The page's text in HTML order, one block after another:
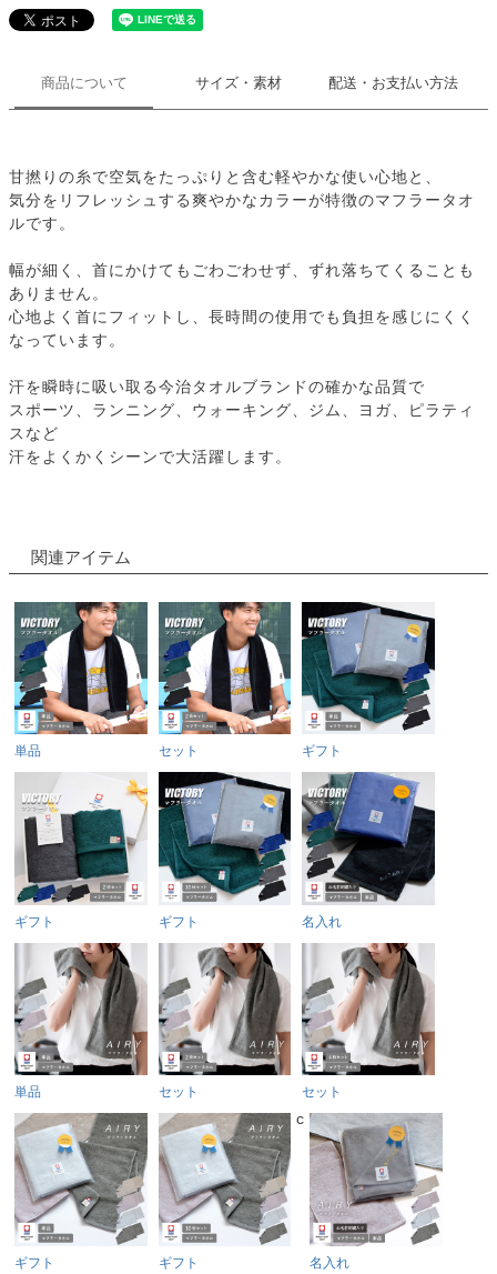
商品について サイズ・素材 配送・お支払い方法
甘撚りの糸で空気をたっぷりと含む軽やかな使い心地と、
気分をリフレッシュする爽やかなカラーが特徴のマフラータオ
ルです。
幅が細く、首にかけてもごわごわせず、ずれ落ちてくることも
ありません。
心地よく首にフィットし、長時間の使用でも負担を感じにくく
なっています。
汗を瞬時に吸い取る今治タオルブランドの確かな品質で
スポーツ、ランニング、ウォーキング、ジム、ヨガ、ピラティ
スなど
汗をよくかくシーンで大活躍します。
関連アイテム
単品 セット ギフト
ギフト ギフト 名入れ
単品 セット セット
ギフト ギフト
c
名入れ